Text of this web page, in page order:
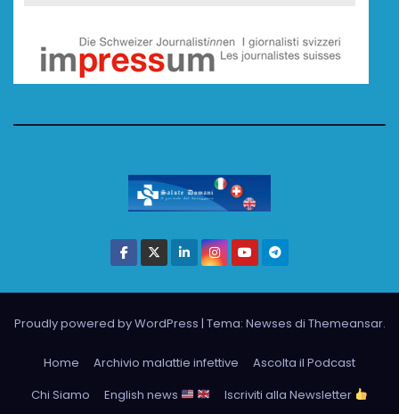
Proudly powered by WordPress | Tema: Newses di Themeansar.
Home Archivio malattie infettive
Ascolta il Podcast
Chi Siamo
English news
Iscriviti alla Newsletter